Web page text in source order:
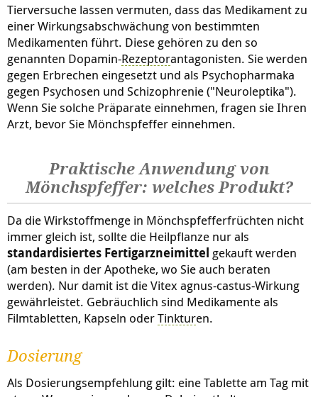
Tierversuche lassen vermuten, dass das Medikament zu
einer Wirkungsabschwächung von bestimmten
Medikamenten führt. Diese gehören zu den so
genannten Dopamin-Rezeptorantagonisten. Sie werden
gegen Erbrechen eingesetzt und als Psychopharmaka
gegen Psychosen und Schizophrenie ("Neuroleptika").
Wenn Sie solche Präparate einnehmen, fragen sie Ihren
Arzt, bevor Sie Mönchspfeffer einnehmen.
Praktische Anwendung von
Mönchspfeffer: welches Produkt?
Da die Wirkstoffmenge in Mönchspfefferfrüchten nicht
immer gleich ist, sollte die Heilpflanze nur als
standardisiertes Fertigarzneimittel gekauft werden
(am besten in der Apotheke, wo Sie auch beraten
werden). Nur damit ist die Vitex agnus-castus-Wirkung
gewährleistet. Gebräuchlich sind Medikamente als
Filmtabletten, Kapseln oderTinkturen.
Dosierung
Als Dosierungsempfehlung gilt: eine Tablette am Tag mit